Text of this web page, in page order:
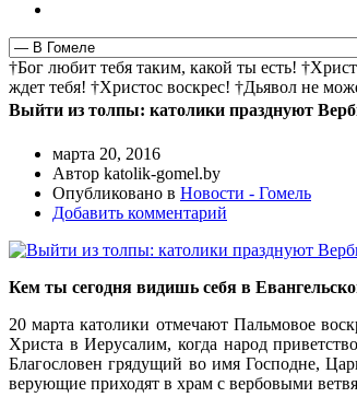
†Бог любит тебя таким, какой ты есть!
ждет тебя! †Христос воскрес! †Дьявол не
Выйти из толпы: католики празднуют
марта 20, 2016
Автор katolik-gomel.by
Опубликовано в Новости - Гомель
Добавить комментарий
Кем ты сегодня видишь себя в
20 марта католики отмечают Пальмовое
Христа в Иерусалим, когда народ
Благословен грядущий во имя Господне,
верующие приходят в храм с вербовыми